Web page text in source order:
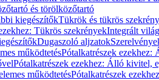
és törölközőtartó
kiegészítőkTükrök és tükrös
Tükrös szekrényekIntegrált
Dugaszoló aljzatok
működtetésPótalkatrészek ezekhez:
Pótalkatrészek ezekhez: Álló kivitel,
működtetésPótalkatrészek